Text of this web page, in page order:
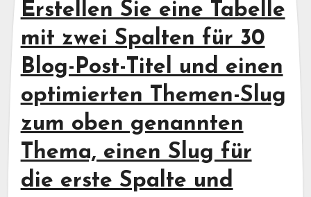
Erstellen Sie eine Tabelle
mit zwei Spalten für 30
Blog-Post-Titel und einen
optimierten Themen-Slug
zum oben genannten
Thema, einen Slug für
die erste Spalte und